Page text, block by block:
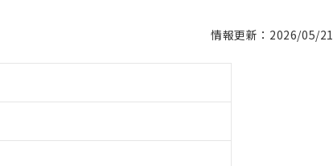
情報更新：2026/05/21